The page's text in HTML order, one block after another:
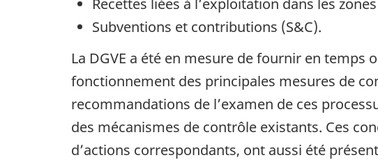
Recettes liées à l’exploitation dans les
Subventions et contributions (S&C).
La DGVE a été en mesure de fournir en
fonctionnement des principales mesures de
recommandations de l’examen de ces
des mécanismes de contrôle existants. Ces
d’actions correspondants, ont aussi été